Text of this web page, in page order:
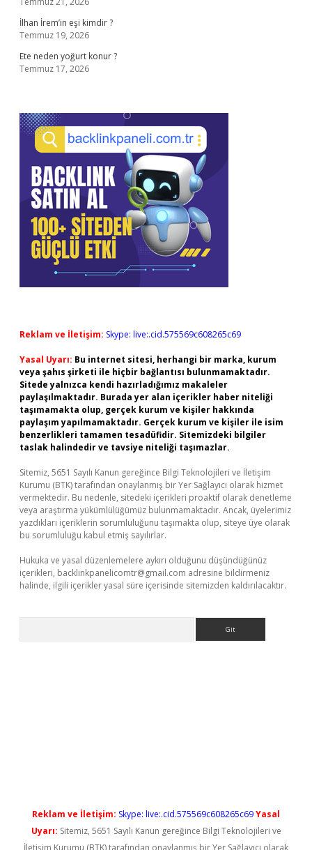
İlhan İrem’in eşi kimdir ?
Temmuz 19, 2026
Ete neden yoğurt konur ?
Temmuz 17, 2026
Reklam ve İletişim: Skype: live:.cid.575569c608265c69
Yasal Uyarı: Bu internet sitesi, herhangi bir marka, kurum
veya şahıs şirketi ile hiçbir bağlantısı bulunmamaktadır.
Sitede yalnızca kendi hazırladığımız makaleler
paylaşılmaktadır. Burada yer alan içerikler haber niteliği
taşımamakta olup, gerçek kurum ve kişiler hakkında
paylaşım yapılmamaktadır. Gerçek kurum ve kişiler ile isim
benzerlikleri tamamen tesadüfidir. Sitemizdeki bilgiler
taslak halindedir ve tavsiye niteliği taşımazlar.
Sitemiz, 5651 Sayılı Kanun gereğince Bilgi Teknolojileri ve İletişim
Kurumu (BTK) tarafından onaylanmış bir Yer Sağlayıcı olarak hizmet
vermektedir. Bu nedenle, sitedeki içerikleri proaktif olarak denetleme
veya araştırma yükümlülüğümüz bulunmamaktadır. Ancak, üyelerimiz
yazdıkları içeriklerin sorumluluğunu taşımakta olup, siteye üye olarak
bu sorumluluğu kabul etmiş sayılırlar.
Hukuka ve yasal düzenlemelere aykırı olduğunu düşündüğünüz
içerikleri, backlinkpanelicomtr@gmail.com adresine bildirmeniz
halinde, ilgili içerikler yasal süre içerisinde sitemizden kaldırılacaktır.
Reklam ve İletişim: Skype: live:.cid.575569c608265c69Yasal
Uyarı: Sitemiz, 5651 Sayılı Kanun gereğince Bilgi Teknolojileri ve
İletişim Kurumu (BTK) tarafından onaylanmış bir Yer Sağlayıcı olarak